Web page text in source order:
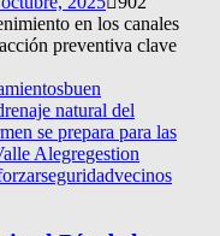
en los canales
preventiva clave
buen
natural del
se prepara para las
Alegregestion
seguridadvecinos